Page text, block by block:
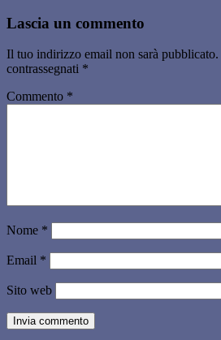
Lascia un commento
Il tuo indirizzo email non sarà pubblicato.
contrassegnati *
Commento *
Nome *
Email *
Sito web